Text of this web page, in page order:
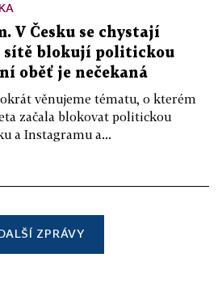
V Česku se chystají
sítě blokují politickou
oběť je nečekaná
věnujeme tématu, o kterém
začala blokovat politickou
a Instagramu a...
ZPRÁVY